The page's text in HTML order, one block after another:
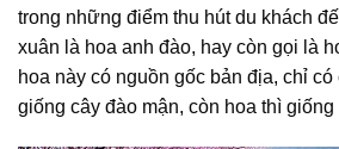
trong những điểm thu hút du khách
xuân là hoa anh đào, hay còn gọi là
hoa này có nguồn gốc bản địa, chỉ
giống cây đào mận, còn hoa thì giống